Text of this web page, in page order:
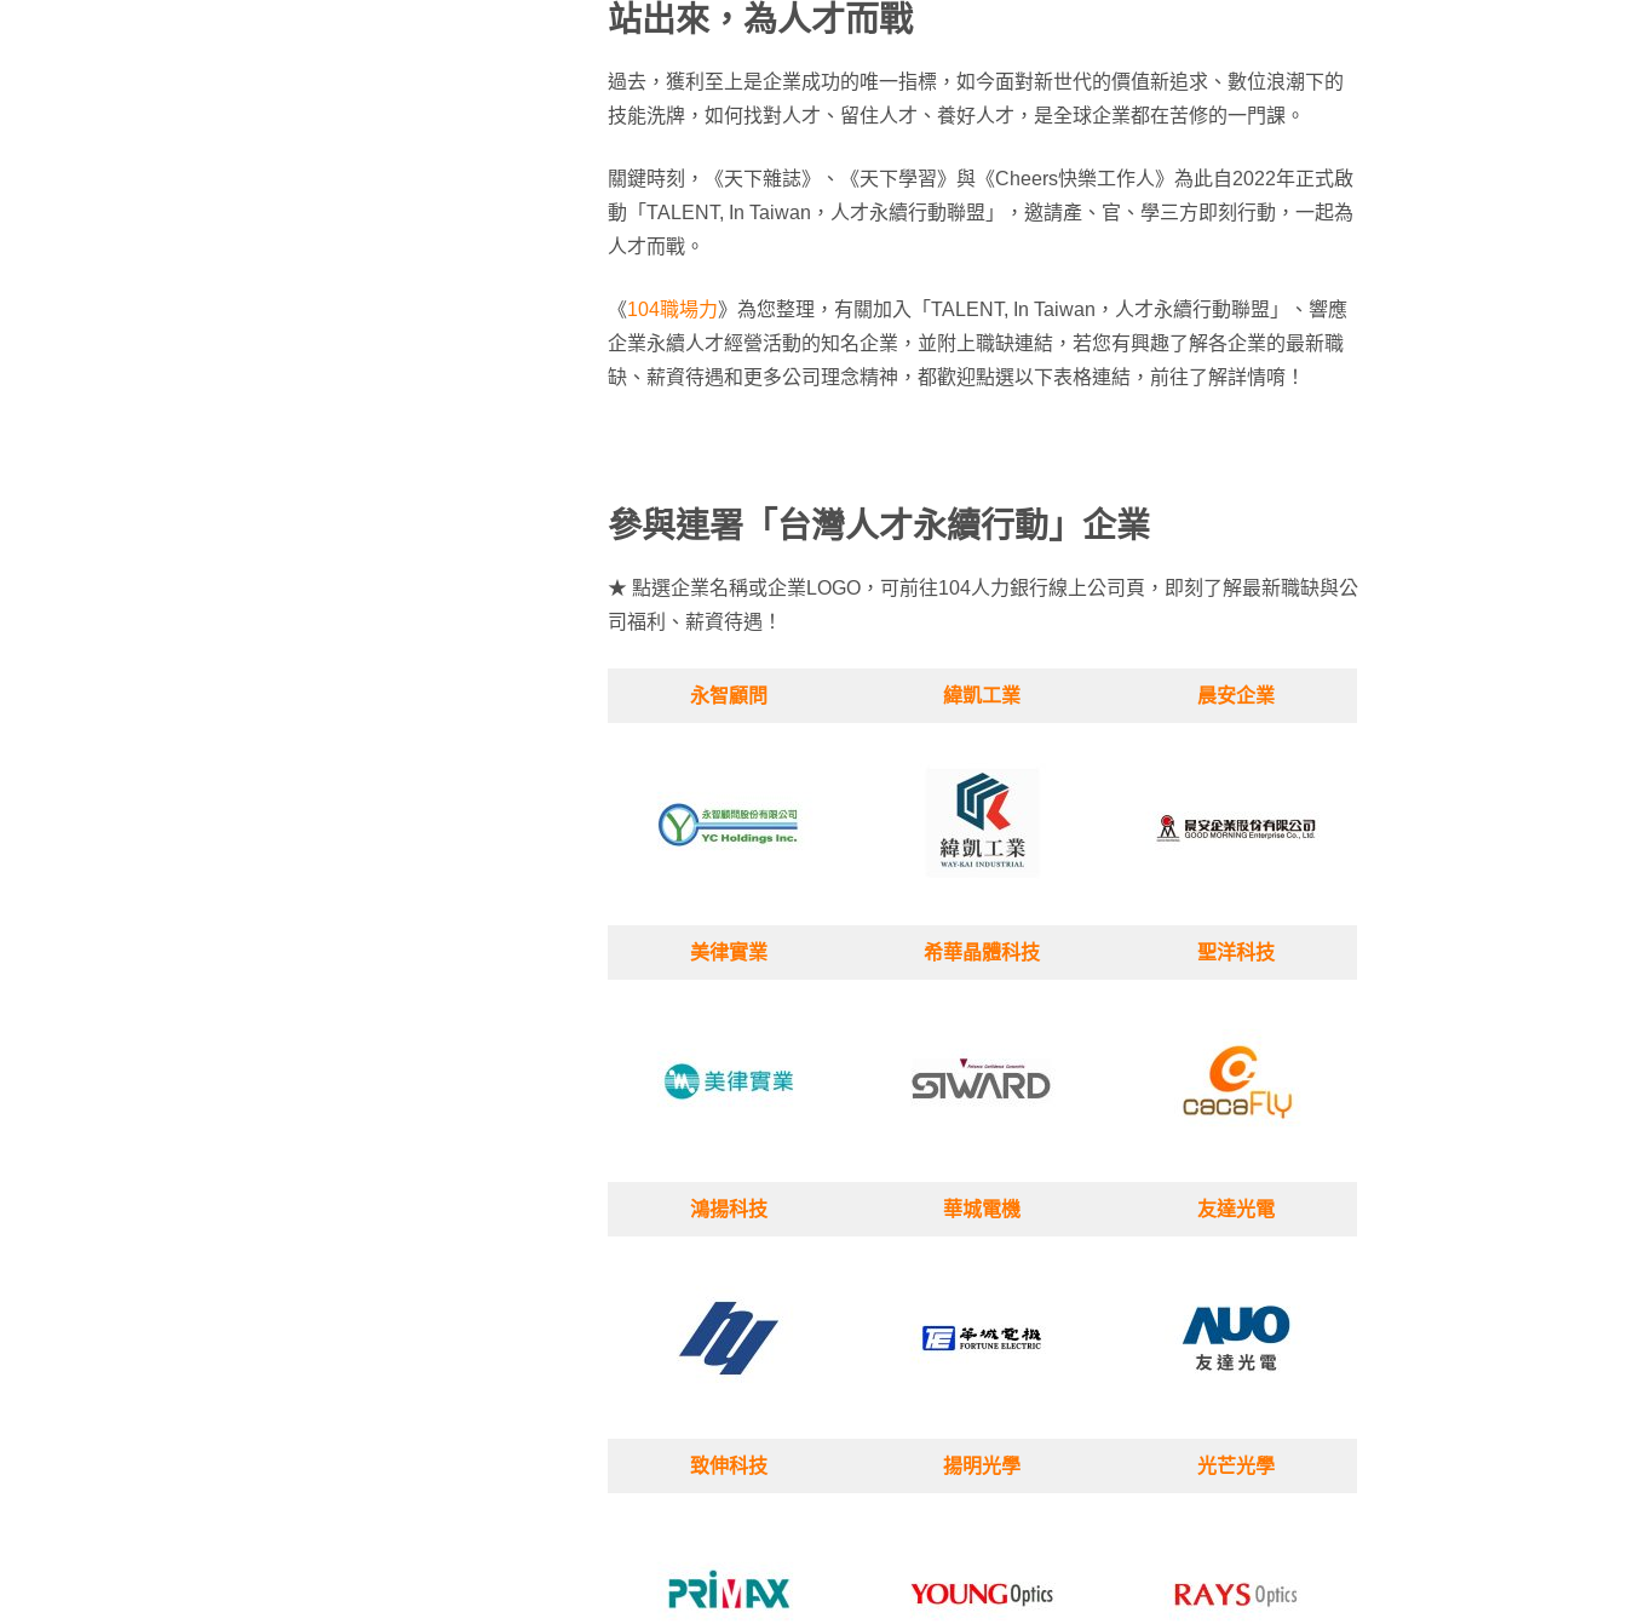
站出來，為人才而戰
過去，獲利至上是企業成功的唯一指標，如今面對新世代的價值新追求、數位浪潮下的
技能洗牌，如何找對人才、留住人才、養好人才，是全球企業都在苦修的一門課。
關鍵時刻，《天下雜誌》、《天下學習》與《Cheers快樂工作人》為此自2022年正式啟
動「TALENT, In Taiwan，人才永續行動聯盟」，邀請產、官、學三方即刻行動，一起為
人才而戰。
《104職場力》為您整理，有關加入「TALENT, In Taiwan，人才永續行動聯盟」、響應
企業永續人才經營活動的知名企業，並附上職缺連結，若您有興趣了解各企業的最新職
缺、薪資待遇和更多公司理念精神，都歡迎點選以下表格連結，前往了解詳情唷！
參與連署「台灣人才永續行動」企業
★ 點選企業名稱或企業LOGO，可前往104人力銀行線上公司頁，即刻了解最新職缺與公
司福利、薪資待遇！
永智顧問 緯凱工業 晨安企業
美律實業 希華晶體科技 聖洋科技
鴻揚科技 華城電機 友達光電
致伸科技 揚明光學 光芒光學